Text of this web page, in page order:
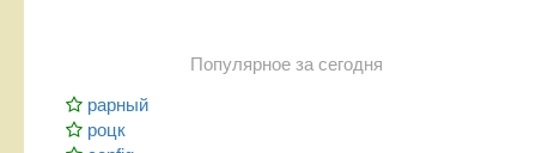
Популярное за сегодня
рарный
роцк